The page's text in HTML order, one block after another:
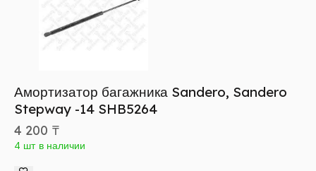
Амортизатор багажника Sandero, Sandero
Stepway -14 SHB5264
4 200 ₸
4 шт в наличии